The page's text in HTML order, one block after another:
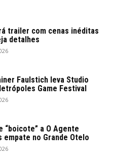
trailer com cenas inéditas
detalhes
Faulstich leva Studio
Game Festival
“boicote” a O Agente
empate no Grande Otelo